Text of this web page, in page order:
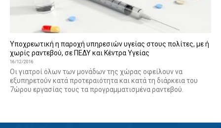
Υποχρεωτική η παροχή υπηρεσιών υγείας στους πολίτες, με ή
χωρίς ραντεβού, σε ΠΕΔΥ και Κέντρα Υγείας
16/12/2016
Οι γιατροί όλων των μονάδων της χώρας οφείλουν να
εξυπηρετούν κατά προτεραιότητα και κατά τη διάρκεια του
7ώρου εργασίας τους τα προγραμματισμένα ραντεβού.